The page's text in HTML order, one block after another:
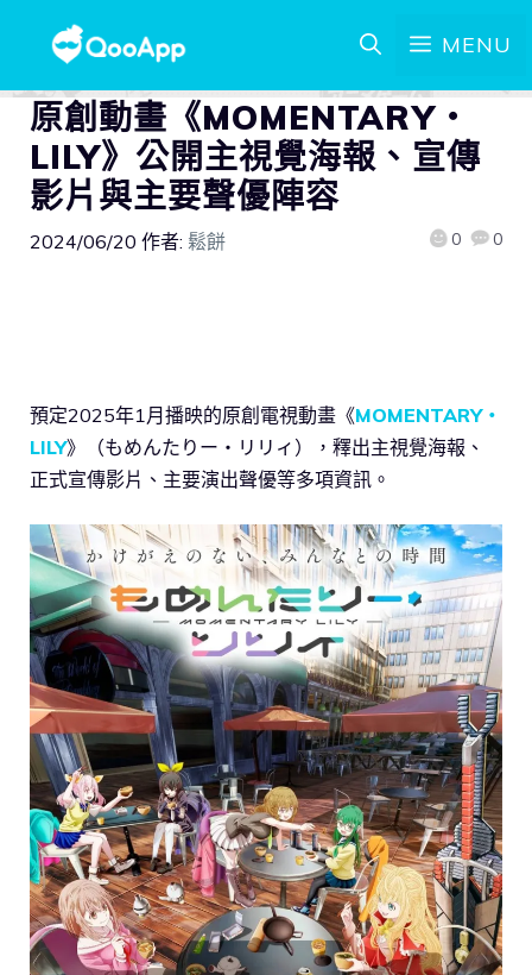
MENU
原創動畫《MOMENTARY・
LILY》公開主視覺海報、宣傳
影片與主要聲優陣容
2024/06/20 作者: 鬆餅 0 0
預定2025年1月播映的原創電視動畫《MOMENTARY・
LILY》（もめんたりー・リリィ），釋出主視覺海報、
正式宣傳影片、主要演出聲優等多項資訊。